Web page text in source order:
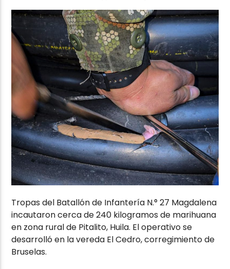
Tropas del Batallón de Infantería N.° 27 Magdalena
incautaron cerca de 240 kilogramos de marihuana
en zona rural de Pitalito, Huila. El operativo se
desarrolló en la vereda El Cedro, corregimiento de
Bruselas.